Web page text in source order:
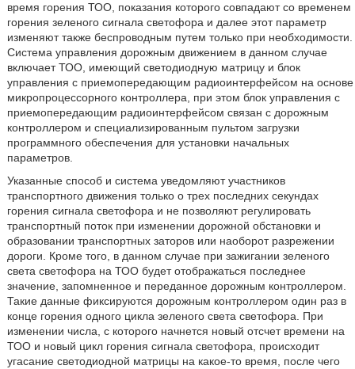
время горения ТОО, показания которого совпадают со временем
горения зеленого сигнала светофора и далее этот параметр
изменяют также беспроводным путем только при необходимости.
Система управления дорожным движением в данном случае
включает ТОО, имеющий светодиодную матрицу и блок
управления с приемопередающим радиоинтерфейсом на основе
микропроцессорного контроллера, при этом блок управления с
приемопередающим радиоинтерфейсом связан с дорожным
контроллером и специализированным пультом загрузки
программного обеспечения для установки начальных
параметров.
Указанные способ и система уведомляют участников
транспортного движения только о трех последних секундах
горения сигнала светофора и не позволяют регулировать
транспортный поток при изменении дорожной обстановки и
образовании транспортных заторов или наоборот разрежении
дороги. Кроме того, в данном случае при зажигании зеленого
света светофора на ТОО будет отображаться последнее
значение, запомненное и переданное дорожным контроллером.
Такие данные фиксируются дорожным контроллером один раз в
конце горения одного цикла зеленого света светофора. При
изменении числа, с которого начнется новый отсчет времени на
ТОО и новый цикл горения сигнала светофора, происходит
угасание светодиодной матрицы на какое-то время, после чего